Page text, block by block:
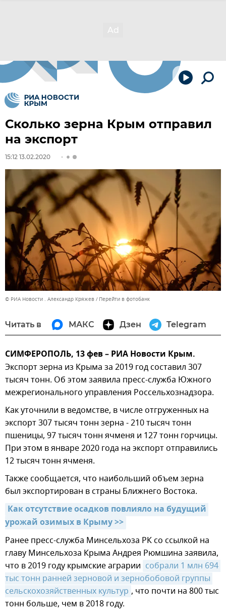
Сколько зерна Крым отправил
на экспорт
15:12 13.02.2020
© РИА Новости . Александр Кряжев Перейти в фотобанк
Читать в МАКС Дзен Telegram
СИМФЕРОПОЛЬ, 13 фев – РИА Новости Крым.
Экспорт зерна из Крыма за 2019 год составил 307
тысяч тонн. Об этом заявила пресс-служба Южного
межрегионального управления Россельхознадзора.
Как уточнили в ведомстве, в числе отгруженных на
экспорт 307 тысяч тонн зерна - 210 тысяч тонн
пшеницы, 97 тысяч тонн ячменя и 127 тонн горчицы.
При этом в январе 2020 года на экспорт отправились
12 тысяч тонн ячменя.
Также сообщается, что наибольший объем зерна
был экспортирован в страны Ближнего Востока.
Как отсутствие осадков повлияло на будущий
урожай озимых в Крыму >>
Ранее пресс-служба Минсельхоза РК со ссылкой на
главу Минсельхоза Крыма Андрея Рюмшина заявила,
что в 2019 году крымские аграрии собрали 1 млн 694
тыс тонн ранней зерновой и зернобобовой группы
сельскохозяйственных культур , что почти на 800 тыс
тонн больше, чем в 2018 году.